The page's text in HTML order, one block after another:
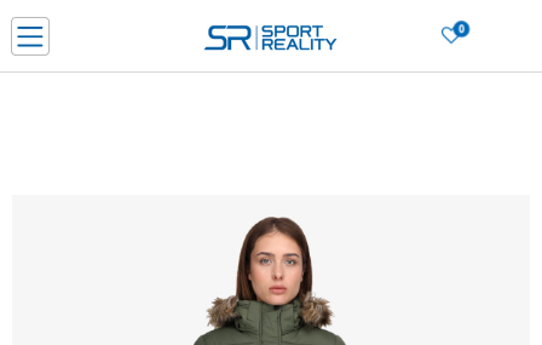
0
ДОЗНАЈ ПОВЕЌЕ
Ценовник
ДОЗНАЈ ПОВЕЌЕ